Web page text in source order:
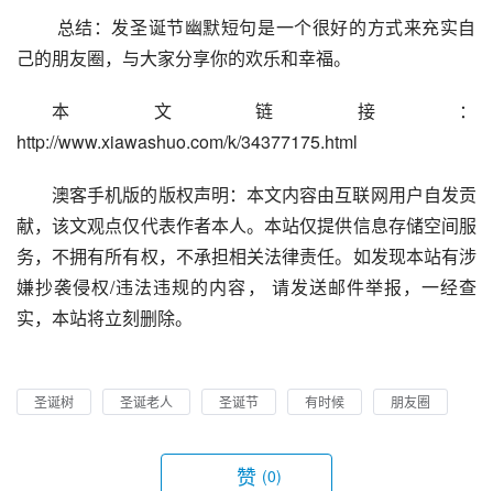
己的朋友圈，与大家分享你的欢乐和幸福。
本文链接：
http://www.xiawashuo.com/k/34377175.html
澳客手机版的版权声明：本文内容由互联网用户自发贡
献，该文观点仅代表作者本人。本站仅提供信息存储空间服
务，不拥有所有权，不承担相关法律责任。如发现本站有涉
嫌抄袭侵权/违法违规的内容， 请发送邮件举报，一经查
实，本站将立刻删除。
圣诞树 圣诞老人 圣诞节 有时候 朋友圈
赞 (0)